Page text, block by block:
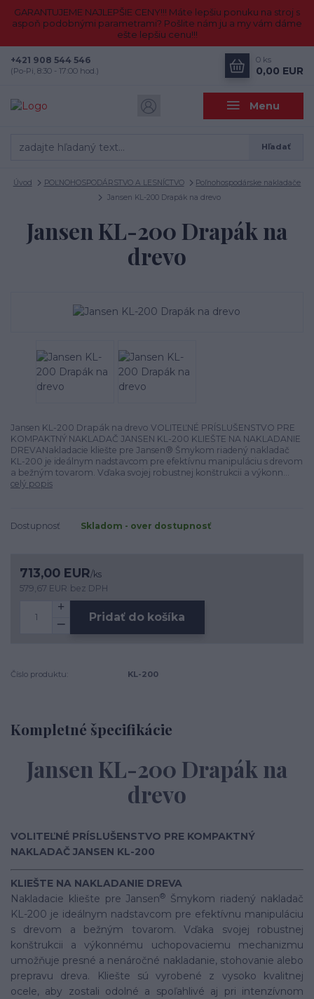
GARANTUJEME NAJLEPŠIE CENY!!! Máte lepšiu ponuku na stroj s
aspoň podobnými parametrami? Pošlite nám ju a my vám dáme
ešte lepšiu cenu!!!
Menu
Hľadať
+421 908 544 546
(Po-Pi, 8:30 - 17:00 hod.)
0 ks
0,00 EUR
Úvod POĽNOHOSPODÁRSTVO A LESNÍCTVO
Poľnohospodárske nakladače
Jansen KL-200 Drapák na drevo
Jansen KL-200 Drapák na
drevo
Jansen KL-200 Drapák na drevo VOLITEĽNÉ PRÍSLUŠENSTVO PRE
KOMPAKTNÝ NAKLADAČ JANSEN KL-200 KLIEŠTE NA NAKLADANIE
DREVANakladacie kliešte pre Jansen® Šmykom riadený nakladač
KL-200 je ideálnym nadstavcom pre efektívnu manipuláciu s drevom
a bežným tovarom. Vďaka svojej robustnej konštrukcii a výkonn...
celý popis
Dostupnosť Skladom - over dostupnosť
713,00 EUR/ks
579,67 EUR bez DPH
Pridať do košíka
Číslo produktu: KL-200
Kompletné špecifikácie
Jansen KL-200 Drapák na
drevo
VOLITEĽNÉ PRÍSLUŠENSTVO PRE KOMPAKTNÝ
NAKLADAČ JANSEN KL-200
KLIEŠTE NA NAKLADANIE DREVA
Nakladacie kliešte pre Jansen®
Šmykom riadený nakladač
KL-200 je ideálnym nadstavcom pre efektívnu manipuláciu
s drevom a bežným tovarom. Vďaka svojej robustnej
konštrukcii a výkonnému uchopovaciemu mechanizmu
umožňuje presné a nenáročné nakladanie, stohovanie alebo
prepravu dreva. Kliešte sú vyrobené z vysoko kvalitnej
ocele, aby zostali odolné a spoľahlivé aj pri intenzívnom